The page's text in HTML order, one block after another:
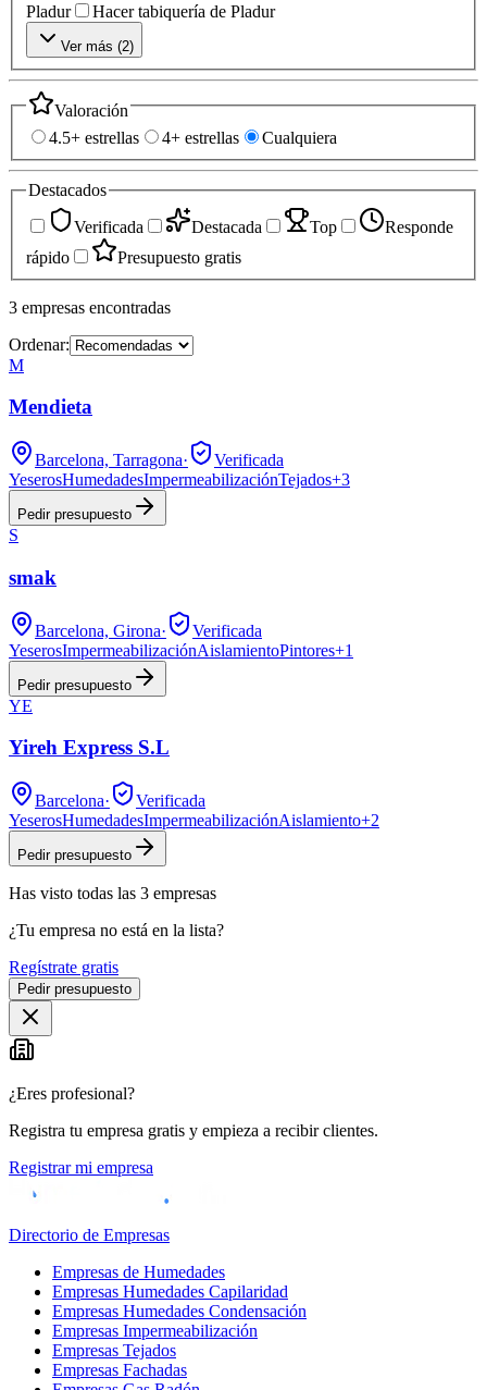
Pladur
Hacer tabiquería de Pladur
Ver más (2)
Valoración
4.5+ estrellas
4+ estrellas Cualquiera
Destacados
Verificada
Destacada Top
Responde
rápido
Presupuesto gratis
3 empresas encontradas
Ordenar:
M
Mendieta
Barcelona, Tarragona·
Verificada
YeserosHumedadesImpermeabilizaciónTejados+3
Pedir presupuesto
S
smak
Barcelona, Girona·
Verificada
YeserosImpermeabilizaciónAislamientoPintores+1
Pedir presupuesto
YE
Yireh Express S.L
Barcelona·
Verificada
YeserosHumedadesImpermeabilizaciónAislamiento+2
Pedir presupuesto
Has visto todas las 3 empresas
¿Tu empresa no está en la lista?
Regístrate gratis
Pedir presupuesto
¿Eres profesional?
Registra tu empresa gratis y empieza a recibir clientes.
Registrar mi empresa
Directorio de Empresas
Empresas de Humedades
Empresas Humedades Capilaridad
Empresas Humedades Condensación
Empresas Impermeabilización
Empresas Tejados
Empresas Fachadas